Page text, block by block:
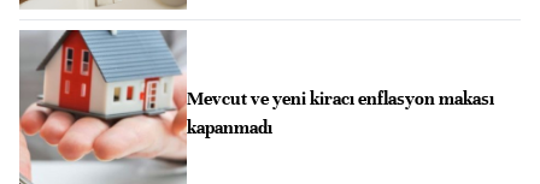
Mevcut ve yeni kiracı enflasyon makası
kapanmadı